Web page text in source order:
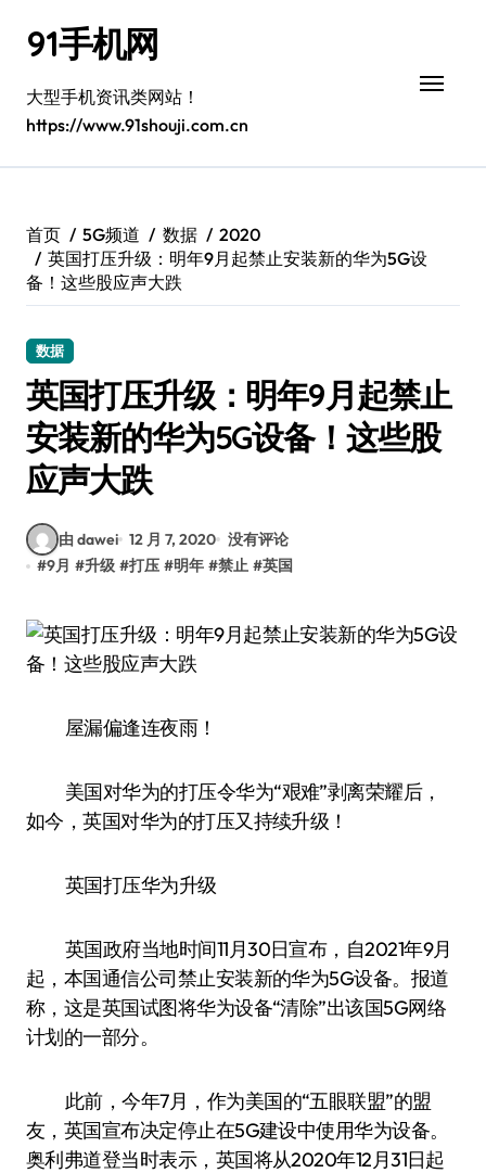
91手机网
大型手机资讯类网站！
https://www.91shouji.com.cn
首页 5G频道 数据
2020
英国打压升级：明年9月起禁止安装新的华为5G设
备！这些股应声大跌
数据
英国打压升级：明年9月起禁止
安装新的华为5G设备！这些股
应声大跌
由 dawei 12 月 7, 2020 没有评论
#9月 #升级 #打压 #明年 #禁止 #英国
屋漏偏逢连夜雨！
美国对华为的打压令华为“艰难”剥离荣耀后，
如今，英国对华为的打压又持续升级！
英国打压华为升级
英国政府当地时间11月30日宣布，自2021年9月
起，本国通信公司禁止安装新的华为5G设备。报道
称，这是英国试图将华为设备“清除”出该国5G网络
计划的一部分。
此前，今年7月，作为美国的“五眼联盟”的盟
友，英国宣布决定停止在5G建设中使用华为设备。
奥利弗道登当时表示，英国将从2020年12月31日起